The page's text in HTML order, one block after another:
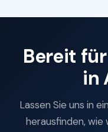
Bereit
in
Lassen Sie uns in
herausfinden, wie